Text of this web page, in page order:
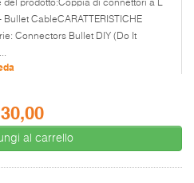
del prodotto:Coppia di connettori a L
Bullet CableCARATTERISTICHE
Connectors Bullet DIY (Do It
al carrello